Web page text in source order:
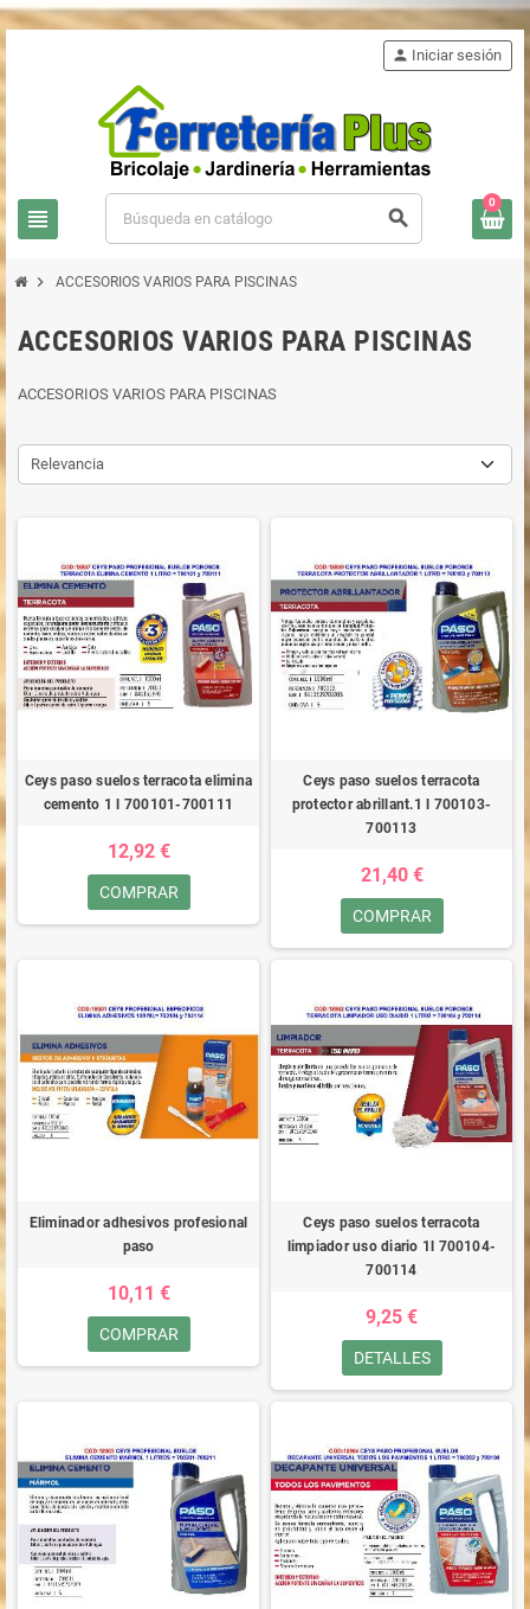
view_headline search
person Iniciar sesión
0
chevron_right ACCESORIOS VARIOS PARA PISCINAS
ACCESORIOS VARIOS PARA PISCINAS
ACCESORIOS VARIOS PARA PISCINAS
Relevancia
Ceys paso suelos terracota elimina
cemento 1 l 700101-700111
12,92 €
COMPRAR
Ceys paso suelos terracota
protector abrillant.1 l 700103-
700113
21,40 €
COMPRAR
Eliminador adhesivos profesional
paso
10,11 €
COMPRAR
Ceys paso suelos terracota
limpiador uso diario 1l 700104-
700114
9,25 €
DETALLES